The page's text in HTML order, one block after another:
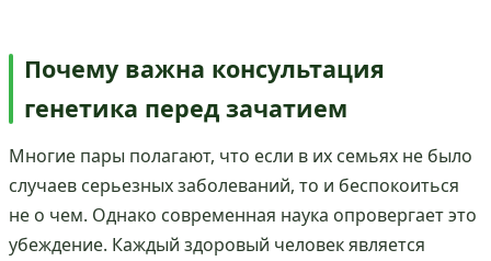
Почему важна консультация
генетика перед зачатием
Многие пары полагают, что если в их семьях не было
случаев серьезных заболеваний, то и беспокоиться
не о чем. Однако современная наука опровергает это
убеждение. Каждый здоровый человек является